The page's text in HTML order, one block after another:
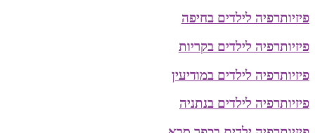
פיזיותרפיה לילדים בחיפה
פיזיותרפיה לילדים בקריות
פיזיותרפיה לילדים במודיעין
פיזיותרפיה לילדים בנתניה